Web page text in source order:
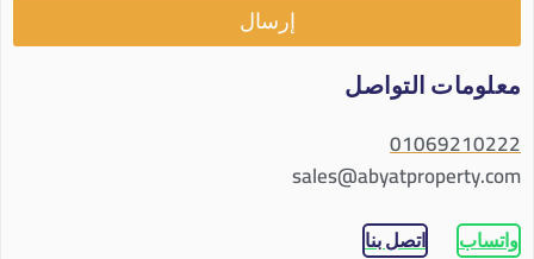
إرسال
معلومات التواصل
01069210222
sales@abyatproperty.com
واتساب اتصل بنا